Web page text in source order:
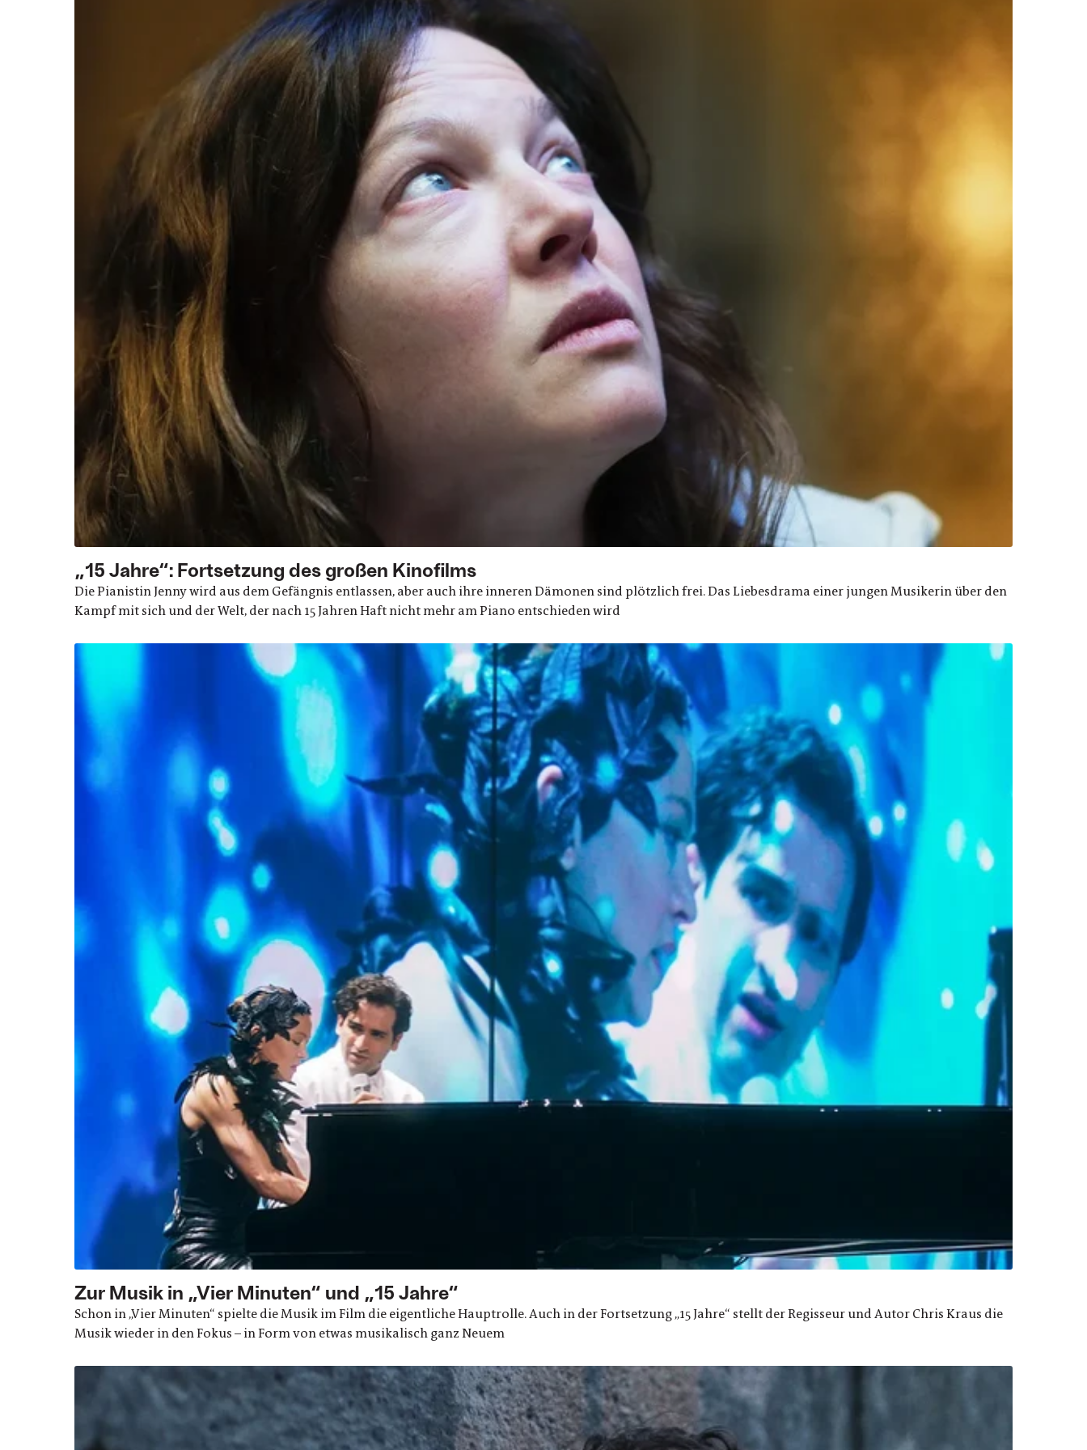
„15 Jahre“: Fortsetzung des großen Kinofilms
Die Pianistin Jenny wird aus dem Gefängnis entlassen, aber auch ihre inneren Dämonen sind plötzlich frei. Das Liebesdrama einer jungen Musikerin über den
Kampf mit sich und der Welt, der nach 15 Jahren Haft nicht mehr am Piano entschieden wird
Zur Musik in „Vier Minuten“ und „15 Jahre“
Schon in „Vier Minuten“ spielte die Musik im Film die eigentliche Hauptrolle. Auch in der Fortsetzung „15 Jahre“ stellt der Regisseur und Autor Chris Kraus die
Musik wieder in den Fokus – in Form von etwas musikalisch ganz Neuem